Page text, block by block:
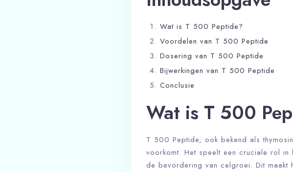
Wat is T 500 Peptide?
Voordelen van T 500 Peptide
Dosering van T 500 Peptide
Bijwerkingen van T 500 Peptide
Conclusie
Wat is T 500
T 500 Peptide, ook bekend als
voorkomt. Het speelt een cruciale rol in
de bevordering van celgroei. Dit maakt